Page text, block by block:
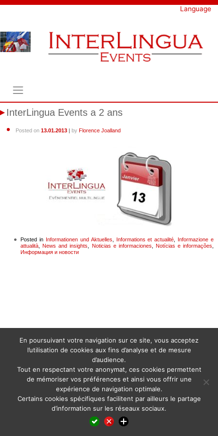
Skip
Language
InterLingua Events a 2 ans
Posted on 13.01.2013 | by Florence Joalland
Posted in Informationen und Aktuelles Informations et actualité
Informazione e
attualità ,News and insights Noticias e informaciones Notícias e informações
Информация и новости
LinkedIn
X WhatsAppPinterest
En poursuivant votre navigation sur ce site, vous acceptez
l’utilisation de cookies aux fins d’analyse et de mesure
d’audience.
Tout en respectant votre anonymat, ces cookies permettent
de mémoriser vos préférences et ainsi vous offrir une
expérience de navigation optimale.
Certains cookies spécifiques facilitent par ailleurs le partage
d’information sur les réseaux sociaux.